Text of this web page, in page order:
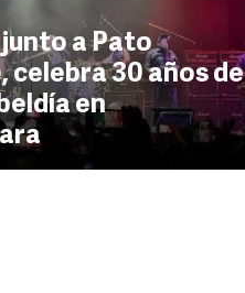
a Pato
celebra 30 años de
en